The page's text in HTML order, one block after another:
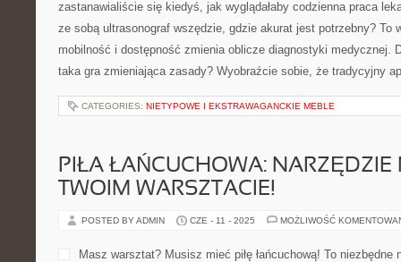
zastanawialiście się kiedyś, jak wyglądałaby codzienna praca
ze sobą ultrasonograf wszędzie, gdzie akurat jest potrzebny? To
mobilność i dostępność zmienia oblicze diagnostyki medycznej.
taka gra zmieniająca zasady? Wyobraźcie sobie, że tradycyjny
CATEGORIES: NIETYPOWE I EKSTRAWAGANCKIE MEBLE
PIŁA ŁAŃCUCHOWA: NARZĘDZIE
TWOIM WARSZTACIE!
POSTED BY ADMIN CZE - 11 - 2025 MOŻLIWOŚĆ
Masz warsztat? Musisz mieć piłę łańcuchową! To niezbędne